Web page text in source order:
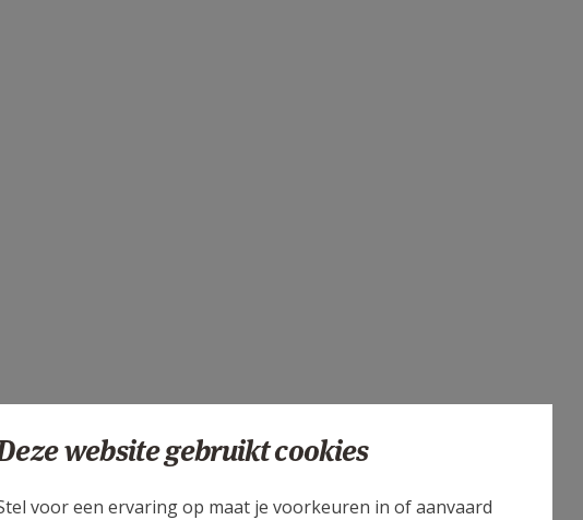
website gebruikt cookies
voor een ervaring op maat je voorkeuren in of aanvaard